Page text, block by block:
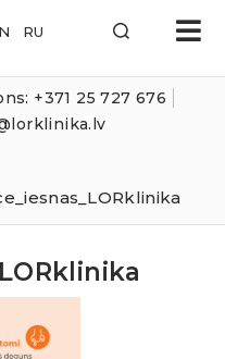
+371 25 727 676